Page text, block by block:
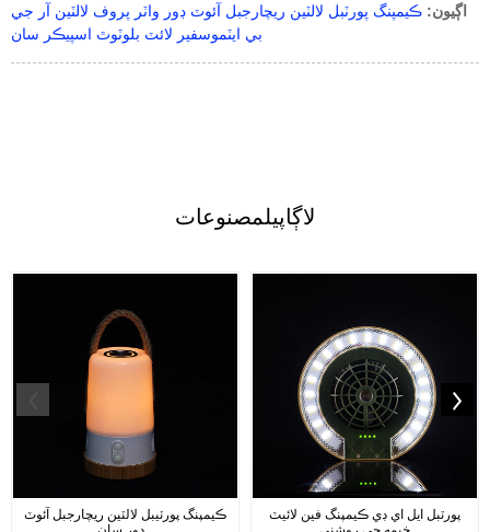
اڳيون: ڪيمپنگ پورٽبل لالٽين ريچارجبل آئوٽ ڊور واٽر پروف لالٽين آر جي
بي ايٽموسفير لائٽ بلوٽوٿ اسپيڪر سان
لاڳاپيلمصنوعات
ڪيمپنگ پورٽيبل لالٽين ريچارجبل آئوٽ
پورٽبل ايل اي ڊي ڪيمپنگ فين لائيٽ